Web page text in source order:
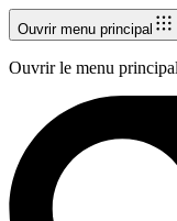
Ouvrir menu principal
Ouvrir le menu principal